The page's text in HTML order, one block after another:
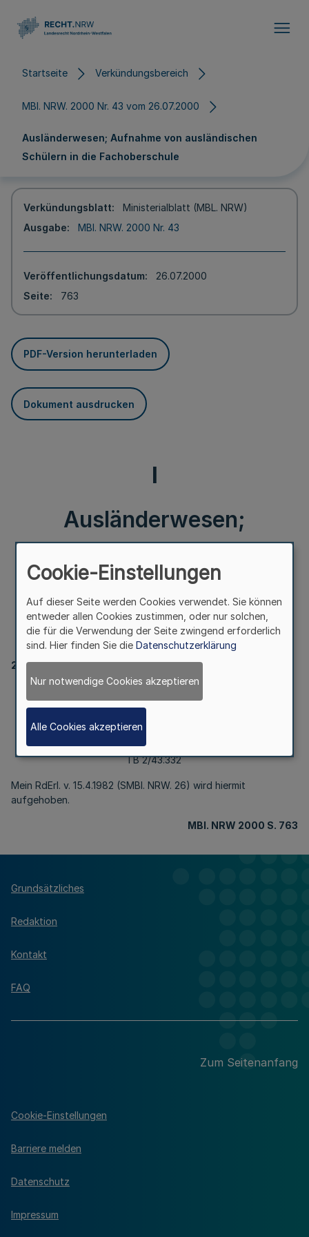
Startseite Verkündungsbereich
MBl. NRW. 2000 Nr. 43 vom 26.07.2000
Ausländerwesen; Aufnahme von ausländischen
Schülern in die Fachoberschule
Verkündungsblatt
Ministerialblatt (MBL. NRW)
Ausgabe
MBl. NRW. 2000 Nr. 43
Veröffentlichungsdatum
26.07.2000
Seite
763
PDF-Version herunterladen
Dokument ausdrucken
I
Ausländerwesen;
Aufnahme von
ausländischen Schülern in
die Fachoberschule
26
Ausländerwesen;
Aufnahme von ausländischen Schülern
RdErl. d. Innenministeriums v. 22.5.2000
I B 2/43.332
Mein RdErl. v. 15.4.1982 (SMBl. NRW. 26) wird hiermit
aufgehoben.
MBl. NRW 2000 S. 763
Grundsätzliches
Redaktion
Kontakt
FAQ
Zum Seitenanfang
Cookie-Einstellungen
Barriere melden
Datenschutz
Impressum
Cookie-Einstellungen
Auf dieser Seite werden Cookies verwendet. Sie können
entweder allen Cookies zustimmen, oder nur solchen,
die für die Verwendung der Seite zwingend erforderlich
sind. Hier finden Sie die Datenschutzerklärung
Nur notwendige Cookies akzeptieren
Alle Cookies akzeptieren